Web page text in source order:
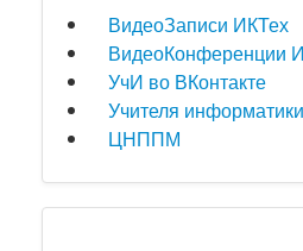
ВидеоЗаписи ИКТех
ВидеоКонференции
УчИ во ВКонтакте
Учителя
ЦНППМ